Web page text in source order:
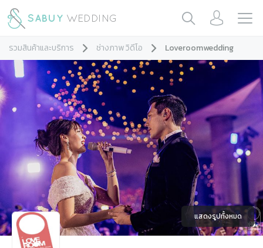
รวมสินค้าและบริการ ช่างภาพ วิดีโอ Loveroomwedding
แสดงรูปทั้งหมด